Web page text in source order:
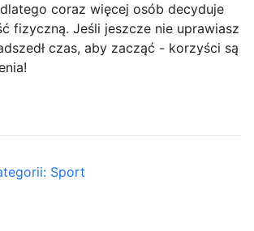
coraz więcej osób decyduje
fizyczną. Jeśli jeszcze nie uprawiasz
czas, aby zacząć - korzyści są
Sport